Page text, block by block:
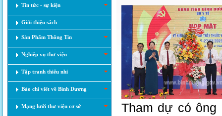
Tin tức - sự kiện
Giới thiệu sách
Sản Phẩm Thông Tin
Nghiệp vụ thư viện
Tập tranh thiếu nhi
Báo chí viết về Bình Dương
Mạng lưới thư viện cơ sở
Tham dự có ông